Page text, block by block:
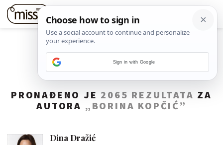
PRONAĐENO JE 2065 REZULTATA ZA
AUTORA „BORINA KOPČIĆ”
Dina Dražić
Sign in with Google